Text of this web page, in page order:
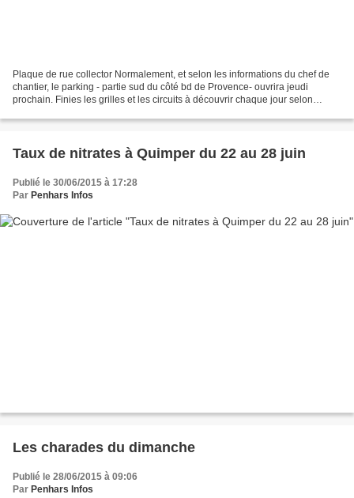
Plaque de rue collector Normalement, et selon les informations du chef de
chantier, le parking - partie sud du côté bd de Provence- ouvrira jeudi
prochain. Finies les grilles et les circuits à découvrir chaque jour selon
Taux de nitrates à Quimper du 22 au 28 juin
Publié le 30/06/2015 à 17:28
Par Penhars Infos
Les charades du dimanche
Publié le 28/06/2015 à 09:06
Par Penhars Infos